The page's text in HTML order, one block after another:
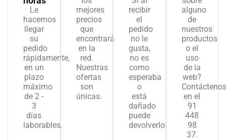
Le
hacemos
llegar
su
pedido
rápidamente,
en un
plazo
máximo
de 2 -
3
días
laborables.
mejores
precios
que
encontrará
en la
red.
Nuestras
ofertas
son
únicas.
recibir
el
pedido
no le
gusta,
no es
como
esperaba
o
está
dañado
puede
devolverlo.
alguno
de
nuestros
productos
o el
uso
de la
web?
Contáctenos
en el
91
448
98
37.